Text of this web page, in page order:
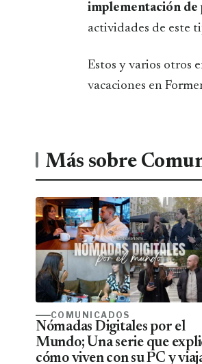
implementación de
actividades de este
Estos y varios otros
vacaciones en
Más sobre
COMUNICADOS
Nómadas Digitales por el
Mundo; Una serie que
cómo viven con su PC y